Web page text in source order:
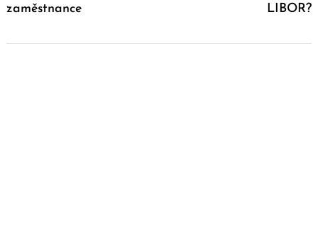
zaměstnance
LIBOR?